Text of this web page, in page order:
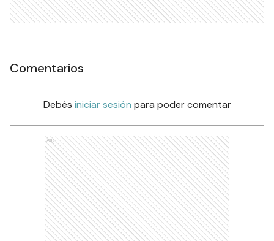
Comentarios
Debés iniciar sesión para poder comentar
Ads